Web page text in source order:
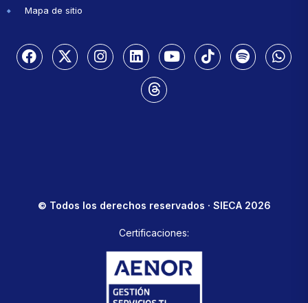
Mapa de sitio
© Todos los derechos reservados · SIECA 2026
Certificaciones: